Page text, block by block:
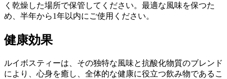
く乾燥した場所で保管してください。最適な風味を保つた
め、半年から1年以内にご使用ください。
健康効果
ルイボスティーは、その独特な風味と抗酸化物質のブレンド
により、心身を癒し、全体的な健康に役立つ飲み物であるこ